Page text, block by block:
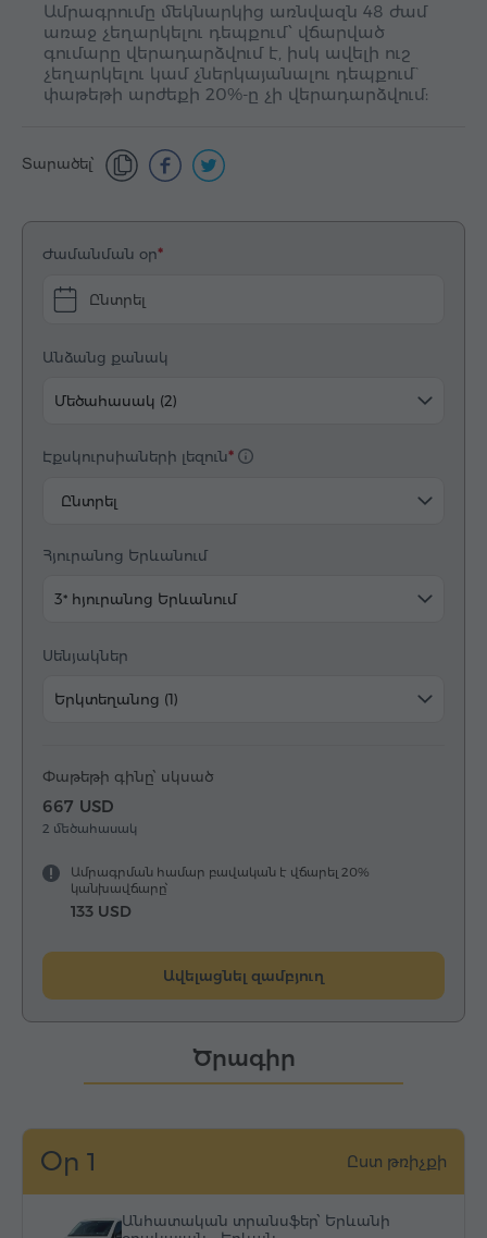
Ամրագրումը մեկնարկից առնվազն 48 ժամ
առաջ չեղարկելու դեպքում՝ վճարված
գումարը վերադարձվում է, իսկ ավելի ուշ
չեղարկելու կամ չներկայանալու դեպքում`
փաթեթի արժեքի 20%-ը չի վերադարձվում:
Տարածել՝
Ժամանման օր
Ընտրել
Անձանց քանակ
Մեծահասակ (2)
Էքսկուրսիաների լեզուն
Ընտրել
Հյուրանոց Երևանում
3* հյուրանոց Երևանում
Սենյակներ
Երկտեղանոց (1)
Փաթեթի գինը՝ սկսած
667 USD
2 մեծահասակ
Ամրագրման համար բավական է վճարել 20%
կանխավճարը՝
133 USD
Ավելացնել զամբյուղ
Ծրագիր
Օր 1 Ըստ թռիչքի
Անհատական տրանսֆեր՝ Երևանի